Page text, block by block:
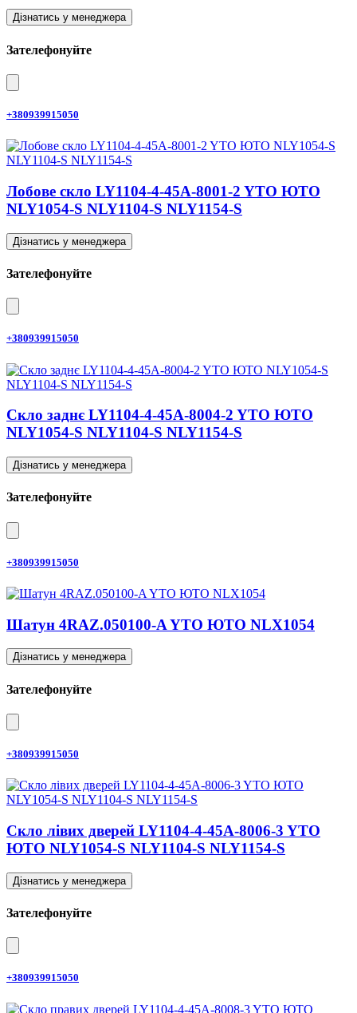
Дізнатись у менеджера
Зателефонуйте
+380939915050
Лобове скло LY1104-4-45A-8001-2 YTO ЮТО
NLY1054-S NLY1104-S NLY1154-S
Дізнатись у менеджера
Зателефонуйте
+380939915050
Скло заднє LY1104-4-45A-8004-2 YTO ЮТО
NLY1054-S NLY1104-S NLY1154-S
Дізнатись у менеджера
Зателефонуйте
+380939915050
Шатун 4RAZ.050100-A YTO ЮТО NLX1054
Дізнатись у менеджера
Зателефонуйте
+380939915050
Скло лівих дверей LY1104-4-45A-8006-3 YTO
ЮТО NLY1054-S NLY1104-S NLY1154-S
Дізнатись у менеджера
Зателефонуйте
+380939915050